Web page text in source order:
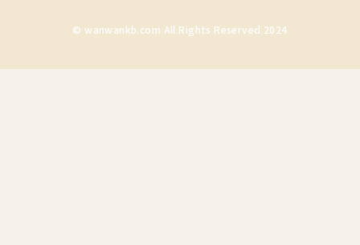
© wanwankb.com All Rights Reserved 2024